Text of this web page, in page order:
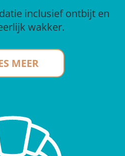
inclusief ontbijt en
wakker.
MEER